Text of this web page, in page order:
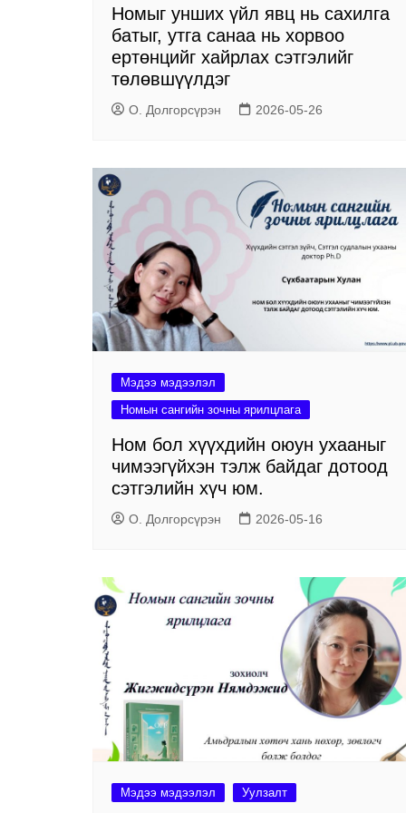
Номыг унших үйл явц нь сахилга
батыг, утга санаа нь хорвоо
ертөнцийг хайрлах сэтгэлийг
төлөвшүүлдэг
О. Долгорсүрэн 2026-05-26
Мэдээ мэдээлэл
Номын сангийн зочны ярилцлага
Ном бол хүүхдийн оюун ухааныг
чимээгүйхэн тэлж байдаг дотоод
сэтгэлийн хүч юм.
О. Долгорсүрэн 2026-05-16
Мэдээ мэдээлэл Уулзалт